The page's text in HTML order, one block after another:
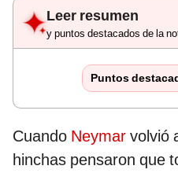
Leer resumen
y puntos destacados de la
Puntos
Cuando Neymar volvió
hinchas pensaron que